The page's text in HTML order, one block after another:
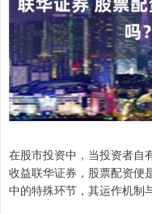
在股市投资中，当投资者自
收益联华证券，股票配资便
中的特殊环节，其运作机制